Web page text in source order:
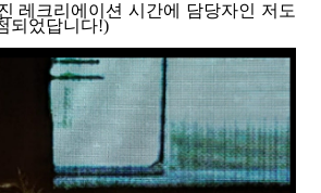
레크리에이션 시간에 담당자인 저도
되었답니다!)